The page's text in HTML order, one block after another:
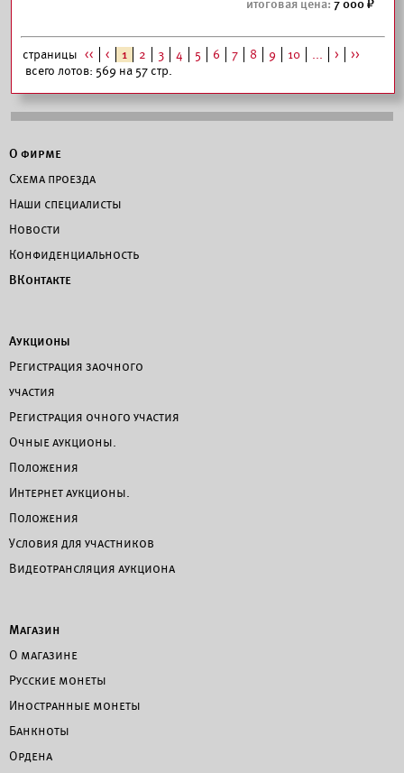
7 000
страницы << < 1 2 3 4 5 6 7 8 9 10 ... >
>>
всего лотов: 569 на 57 стр.
О фирме
Схема проезда
Наши специалисты
Новости
Конфиденциальность
ВКонтакте
Аукционы
Регистрация заочного
участия
Регистрация очного участия
Очные аукционы.
Положения
Интернет аукционы.
Положения
Условия для участников
Видеотрансляция аукциона
Магазин
О магазине
Русские монеты
Иностранные монеты
Банкноты
Ордена